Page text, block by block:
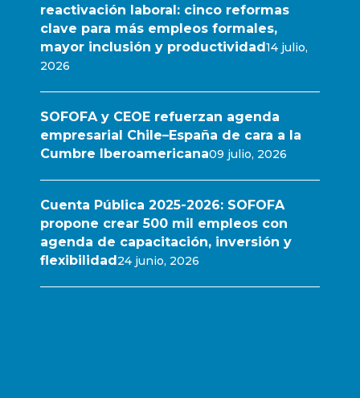
reactivación laboral: cinco reformas
clave para más empleos formales,
mayor inclusión y productividad14 julio,
2026
SOFOFA y CEOE refuerzan agenda
empresarial Chile–España de cara a la
Cumbre Iberoamericana09 julio, 2026
Cuenta Pública 2025-2026: SOFOFA
propone crear 500 mil empleos con
agenda de capacitación, inversión y
flexibilidad24 junio, 2026